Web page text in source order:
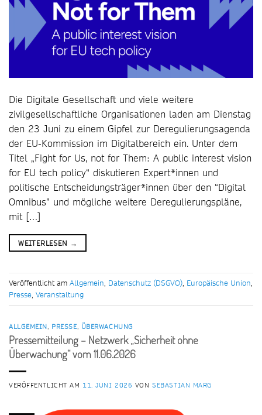
Die Digitale Gesellschaft und viele weitere
zivilgesellschaftliche Organisationen laden am Dienstag
den 23 Juni zu einem Gipfel zur Deregulierungsagenda
der EU-Kommission im Digitalbereich ein. Unter dem
Titel „Fight for Us, not for Them: A public interest vision
for EU tech policy“ diskutieren Expert*innen und
politische Entscheidungsträger*innen über den “Digital
Omnibus” und mögliche weitere Deregulierungspläne,
mit […]
WEITERLESEN →
Veröffentlicht am Allgemein, Datenschutz (DSGVO), Europäische Union,
Presse, Veranstaltung
ALLGEMEIN, PRESSE, ÜBERWACHUNG
Pressemitteilung – Netzwerk „Sicherheit ohne
Überwachung“ vom 11.06.2026
VERÖFFENTLICHT AM 11. JUNI 2026 VONSEBASTIAN MARG